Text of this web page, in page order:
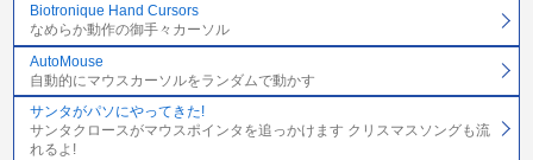
Biotronique Hand Cursors
なめらか動作の御手々カーソル
AutoMouse
自動的にマウスカーソルをランダムで動かす
サンタがパソにやってきた!
サンタクロースがマウスポインタを追っかけます クリスマスソングも流
れるよ!